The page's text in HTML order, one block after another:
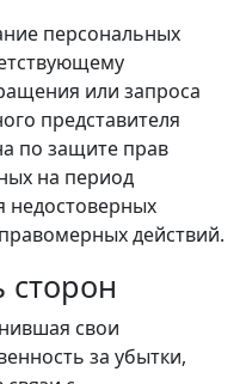
персональных
или запроса
представителя
по защите прав
на период
недостоверных
действий.
сторон
свои
за убытки,